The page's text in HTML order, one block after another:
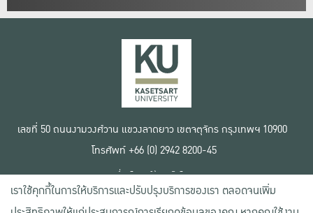
เลขที่ 50 ถนนงามวงศ์วาน แขวงลาดยาว เขตจตุจักร กรุงเทพฯ 10900
โทรศัพท์ +66 (0) 2942 8200-45
เงื่อนไขการใช้งานเว็บไซต์
ข้อตกลงด้านสิทธิ์ใช้งาน
นโยบายความเป็นส่วนตัว
เราใช้คุกกี้ในการให้บริการและปรับปรุงบริการของเรา ตลอดจนเพิ่ม